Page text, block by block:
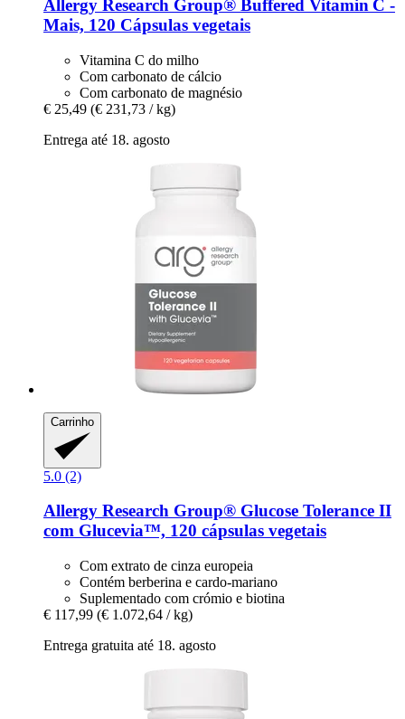
Allergy Research Group® Buffered Vitamin C -​
Mais, 120 Cápsulas vegetais
Vitamina C do milho
Com carbonato de cálcio
Com carbonato de magnésio
€ 25,49 (€ 231,73 / kg)
Entrega até 18. agosto
Carrinho
5.0 (2)
Allergy Research Group® Glucose Tolerance II
com Glucevia™, 120 cápsulas vegetais
Com extrato de cinza europeia
Contém berberina e cardo-mariano
Suplementado com crómio e biotina
€ 117,99 (€ 1.072,64 / kg)
Entrega gratuita até 18. agosto